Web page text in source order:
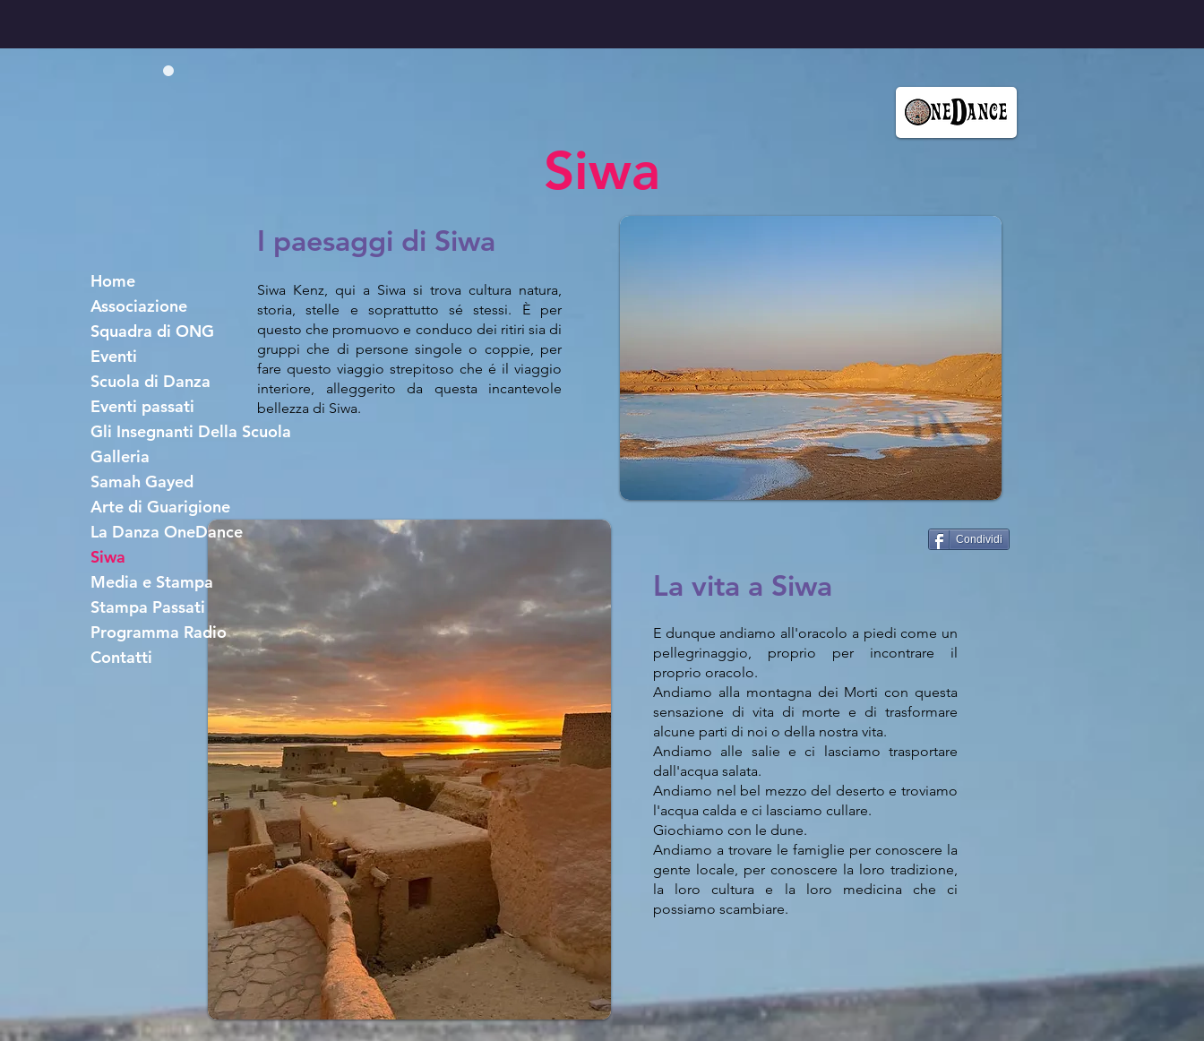
Home
Associazione
Squadra di ONG
Eventi
Scuola di Danza
Eventi passati
Gli Insegnanti Della Scuola
Galleria
Samah Gayed
Arte di Guarigione
La Danza OneDance
Siwa
Media e Stampa
Stampa Passati
Programma Radio
Contatti
Siwa
I paesaggi di Siwa
Siwa Kenz, qui a Siwa si trova cultura natura,
storia, stelle e soprattutto sé stessi. È per
questo che promuovo e conduco dei ritiri sia di
gruppi che di persone singole o coppie, per
fare questo viaggio strepitoso che é il viaggio
interiore, alleggerito da questa incantevole
bellezza di Siwa.
Condividi
La vita a Siwa
E dunque andiamo all'oracolo a piedi come un
pellegrinaggio, proprio per incontrare il
proprio oracolo.
Andiamo alla montagna dei Morti con questa
sensazione di vita di morte e di trasformare
alcune parti di noi o della nostra vita.
Andiamo alle salie e ci lasciamo trasportare
dall'acqua salata.
Andiamo nel bel mezzo del deserto e troviamo
l'acqua calda e ci lasciamo cullare.
Giochiamo con le dune.
Andiamo a trovare le famiglie per conoscere la
gente locale, per conoscere la loro tradizione,
la loro cultura e la loro medicina che ci
possiamo scambiare.